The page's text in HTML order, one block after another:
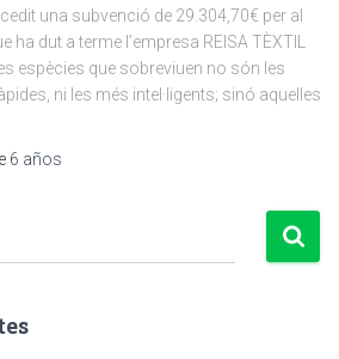
una subvenció de 29.304,70€ per al
ha dut a terme l’empresa REISA TÈXTIL
espècies que sobreviuen no són les
ni les més intel·ligents; sinó aquelles
6 años